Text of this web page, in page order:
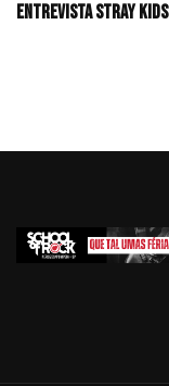
Entrevista Stray Kids